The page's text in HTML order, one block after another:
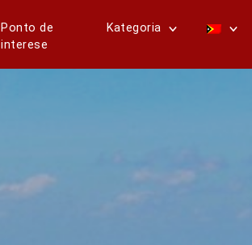
Ponto de
interese
Kategoria